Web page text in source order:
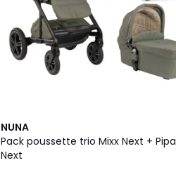
NUNA
Pack poussette trio Mixx Next + Pipa
Next